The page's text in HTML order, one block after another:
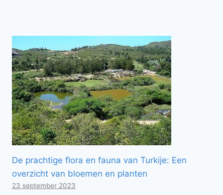
De prachtige flora en fauna van Turkije: Een
overzicht van bloemen en planten
23 september 2023